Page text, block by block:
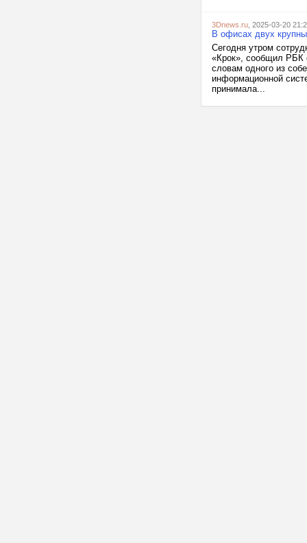
3Dnews.ru , 2025-03-20
В офисах двух
Сегодня утром
«Крок», сообщил РБК
словам одного из
информационной
принимала...